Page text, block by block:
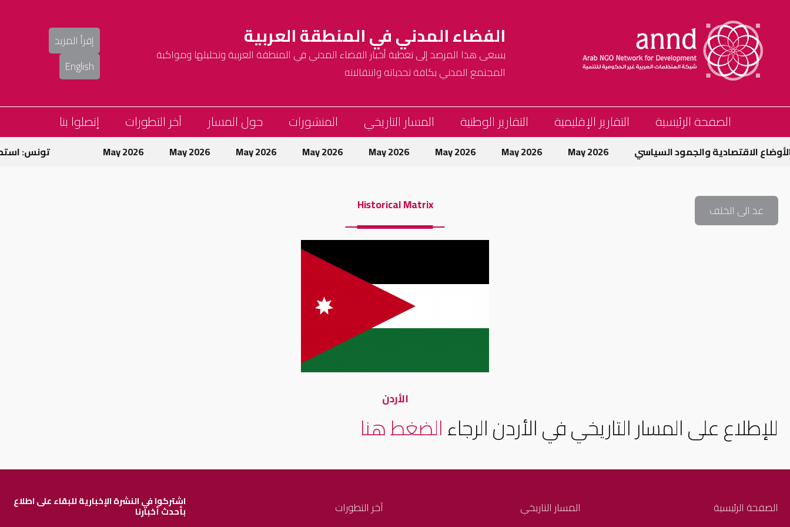
الفضاء المدني في المنطقة العربية
يسعى هذا المرصد إلى تغطية أخبار الفضاء المدني في المنطقة العربية وتحليلها ومواكبة
المجتمع المدني بكافة تحدياته وانتقالاته
إقرأ المزيد
English
الصفحة الرئيسية التقارير الإقليمية التقارير الوطنية المسار التاريخي المنشورات حول المسار آخر التطورات إتصلوا بنا
تونس: May 2026 May 2026 May 2026 May 2026 May 2026 May 2026 May 2026 May 2026 الاقتصادية والجمود السياسي
Historical Matrix عد الى الخلف
الأردن
للإطلاع على المسار التاريخي في الأردن الرجاءالضغط هنا
الصفحة الرئيسية
المسار التاريخي
آخر التطورات
اشتركوا في النشرة الإخبارية للبقاء على اطلاع
بأحدث أخبارنا